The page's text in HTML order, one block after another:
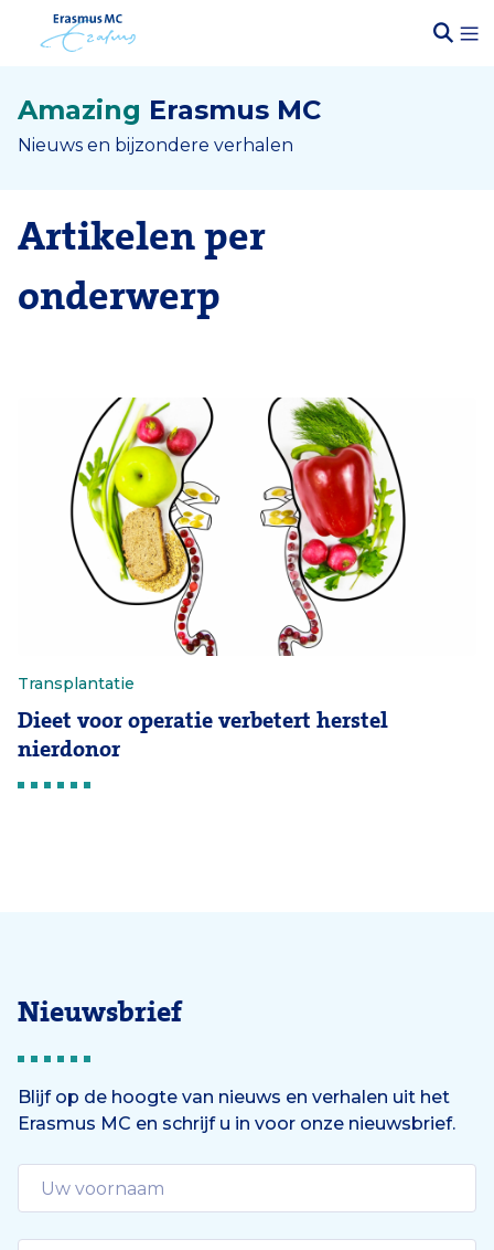
Amazing Erasmus MC
Nieuws en bijzondere verhalen
Artikelen per
onderwerp
Transplantatie
Dieet voor operatie verbetert herstel
nierdonor
Nieuwsbrief
Blijf op de hoogte van nieuws en verhalen uit het
Erasmus MC en schrijf u in voor onze nieuwsbrief.